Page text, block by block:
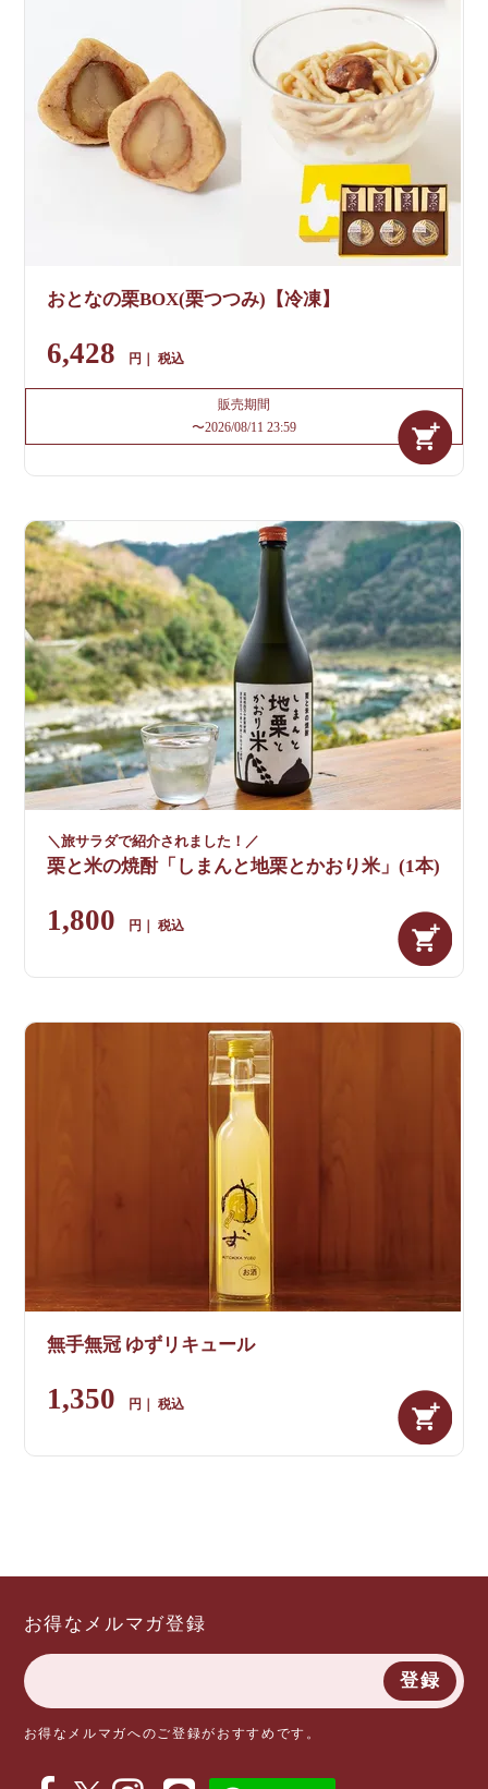
おとなの栗BOX(栗つつみ)【冷凍】
6,428 税込
販売期間
〜2026/08/11 23:59
＼旅サラダで紹介されました！／
栗と米の焼酎「しまんと地栗とかおり米」(1本)
1,800 税込
無手無冠 ゆずリキュール
1,350 税込
お得なメルマガ登録
登録
お得なメルマガへのご登録がおすすめです。